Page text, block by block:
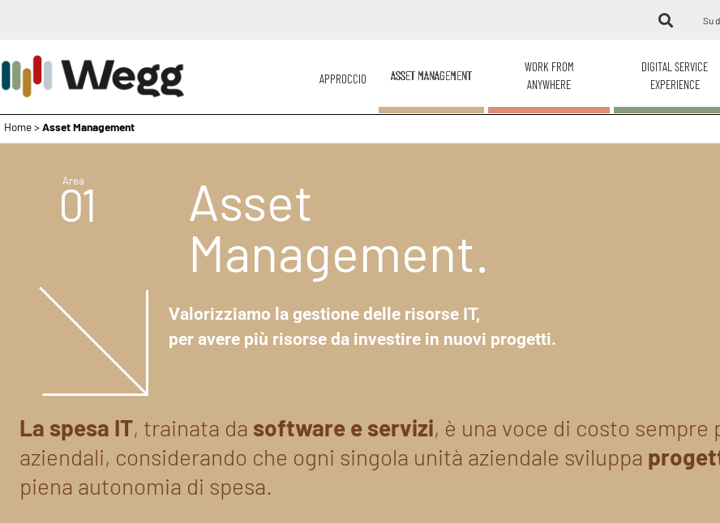
Su
APPROCCIO ASSET MANAGEMENT
WORK FROM
ANYWHERE
DIGITAL SERVICE
EXPERIENCE
Home>Asset Management
Area
01
Asset
Management.
Valorizziamo la gestione delle risorse IT,
per avere più risorse da investire in nuovi progetti.
La spesa IT, trainata da software e servizi, è una voce di costo
aziendali, considerando che ogni singola unità aziendale sviluppa
piena autonomia di spesa.